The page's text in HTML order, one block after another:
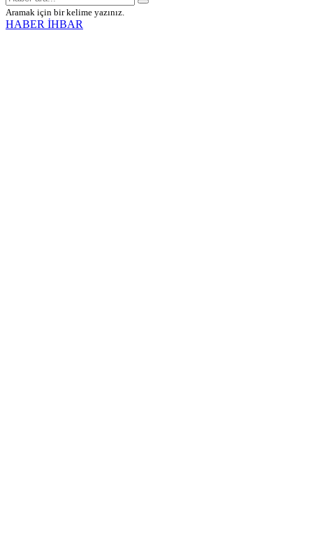
Aramak için bir kelime yazınız.
HABER İHBAR